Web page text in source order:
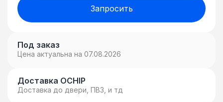
Запросить
Под заказ
Цена актуальна на 07.08.2026
Доставка OCHIP
Доставка до двери, ПВЗ, и тд